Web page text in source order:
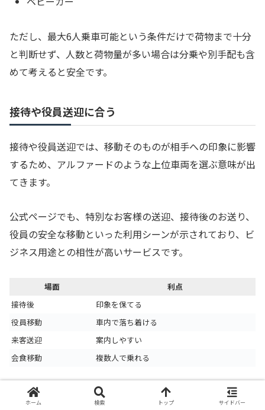
ただし、最大6人乗車可能という条件だけで荷物まで十分
と判断せず、人数と荷物量が多い場合は分乗や別手配も含
めて考えると安全です。
接待や役員送迎に合う
接待や役員送迎では、移動そのものが相手への印象に影響
するため、アルファードのような上位車両を選ぶ意味が出
てきます。
公式ページでも、特別なお客様の送迎、接待後のお送り、
役員の安全な移動といった利用シーンが示されており、ビ
ジネス用途との相性が高いサービスです。
場面
利点
接待後
印象を保てる
役員移動
車内で落ち着ける
来客送迎
案内しやすい
会食移動
複数人で乗れる
ビジネスで使う場合は、乗車する本人がアプリを操作しな
ホーム 検索 トップ サイドバー